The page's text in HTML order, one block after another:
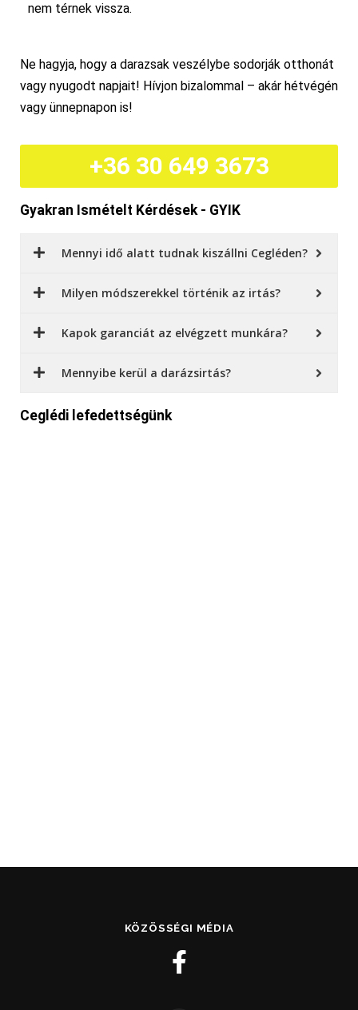
nem térnek vissza.
Ne hagyja, hogy a darazsak veszélybe sodorják otthonát
vagy nyugodt napjait! Hívjon bizalommal – akár hétvégén
vagy ünnepnapon is!
+36 30 649 3673
Gyakran Ismételt Kérdések - GYIK
Mennyi idő alatt tudnak kiszállni Cegléden?
Milyen módszerekkel történik az irtás?
Kapok garanciát az elvégzett munkára?
Mennyibe kerül a darázsirtás?
Ceglédi lefedettségünk
KÖZÖSSÉGI MÉDIA